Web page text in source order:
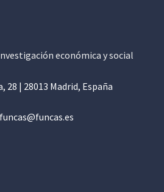
económica y social
28 | 28013 Madrid, España
funcas@funcas.es